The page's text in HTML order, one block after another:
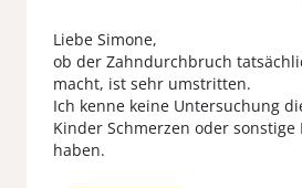
Liebe Simone,
ob der Zahndurchbruch
macht, ist sehr umstritten.
Ich kenne keine Untersuchung
Kinder Schmerzen oder sonstige
haben.